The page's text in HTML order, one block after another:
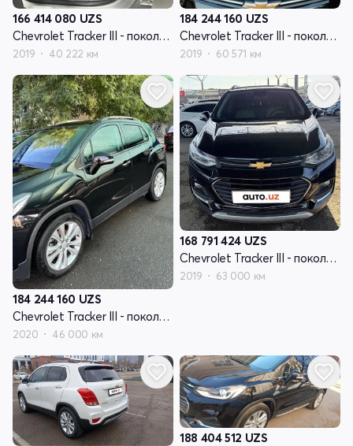
166 414 080 UZS
Chevrolet Tracker III - поколение рестайлинг
2019 40 222 км
184 244 160 UZS
Chevrolet Tracker III - поколение рестайлинг
2019 60 571 км
184 244 160 UZS
Chevrolet Tracker III - поколение рестайлинг
2020 46 000 км
168 791 424 UZS
Chevrolet Tracker III - поколение рестайлинг
2019 63 000 км
188 404 512 UZS